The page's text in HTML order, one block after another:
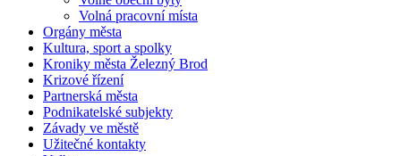
Volná pracovní místa
Orgány města
Kultura, sport a spolky
Kroniky města Železný Brod
Krizové řízení
Partnerská města
Podnikatelské subjekty
Závady ve městě
Užitečné kontakty